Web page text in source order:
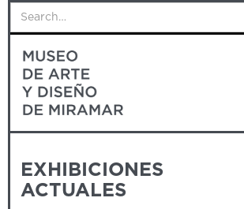
EXHIBICIONES
ACTUALES